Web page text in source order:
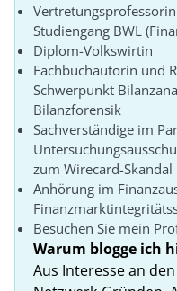
Studiengang BWL
Diplom-Volkswirtin
Fachbuchautorin und
Schwerpunkt
Bilanzforensik
Sachverständige im
zum Wirecard-Skandal
Anhörung im
Besuchen Sie mein
Warum blogge ich
Aus Interesse an